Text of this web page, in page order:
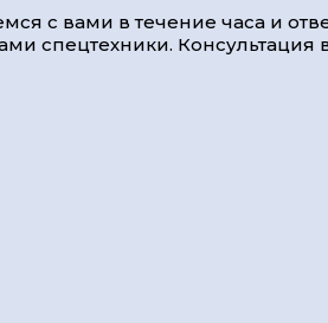
с вами в течение часа и
спецтехники. Консультация